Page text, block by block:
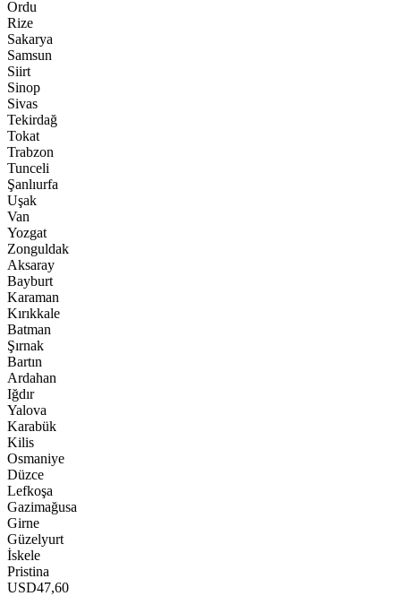
Ordu
Rize
Sakarya
Samsun
Siirt
Sinop
Sivas
Tekirdağ
Tokat
Trabzon
Tunceli
Şanlıurfa
Uşak
Van
Yozgat
Zonguldak
Aksaray
Bayburt
Karaman
Kırıkkale
Batman
Şırnak
Bartın
Ardahan
Iğdır
Yalova
Karabük
Kilis
Osmaniye
Düzce
Lefkoşa
Gazimağusa
Girne
Güzelyurt
İskele
Pristina
USD47,60